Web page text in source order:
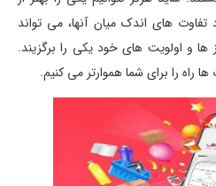
های اندک میان آنها، می تواند
ها و اولویت های خود یکی را برگزیند.
راه را برای شما هموارتر می کنیم.